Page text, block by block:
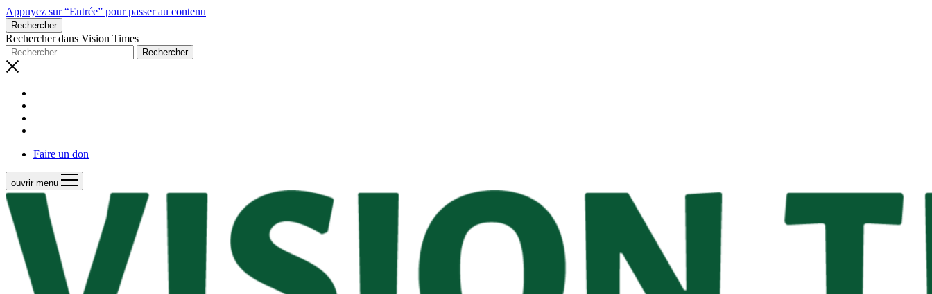
Appuyez sur “Entrée” pour passer au contenu
Rechercher
Rechercher dans Vision Times
Faire un don
ouvrir menu